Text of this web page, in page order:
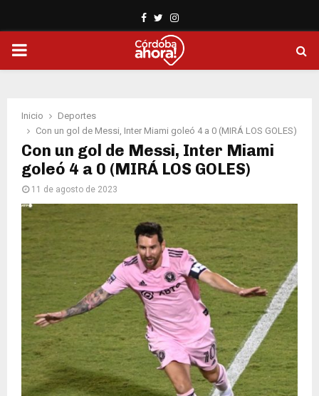
Facebook
TwitterInstagram
PRIMARY
Inicio
Deportes
Con un gol de Messi, Inter Miami goleó 4 a 0 (MIRÁ LOS GOLES)
Con un gol de Messi, Inter Miami
goleó 4 a 0 (MIRÁ LOS GOLES)
11 de agosto de 2023